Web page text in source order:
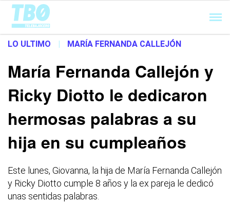
Cargando...
LO ULTIMO | MARÍA FERNANDA CALLEJÓN
María Fernanda Callejón y
Ricky Diotto le dedicaron
hermosas palabras a su
hija en su cumpleaños
Este lunes, Giovanna, la hija de María Fernanda Callejón
y Ricky Diotto cumple 8 años y la ex pareja le dedicó
unas sentidas palabras.